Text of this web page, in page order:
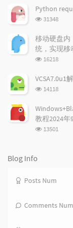
r
a
t
i
c
e
s
次
Python
浏
次
数:
31348
移动硬盘内
统，实现移
浏
次
16218
VCSA7.0u1
浏
次
数:
14118
教程2024年
浏
13501
Blog Info
Posts Num
Comments Num